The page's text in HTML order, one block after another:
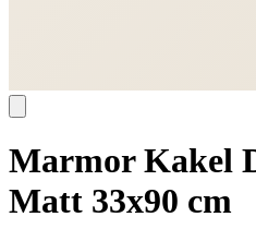
Marmor Kakel
Matt 33x90 cm